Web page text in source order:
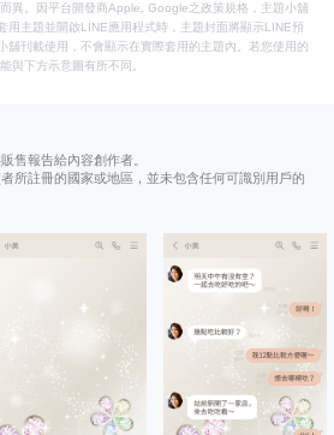
異。因平台開發商Apple, Google之政策規格，主題小舖
用主題並開啟LINE應用程式時，主題封面將顯示LINE預
舖刊載使用，不會顯示在實際套用的主題內。若您使用的
與下方示意圖有所不同。
售報告給內容創作者。
所註冊的國家或地區，並未包含任何可識別用戶的